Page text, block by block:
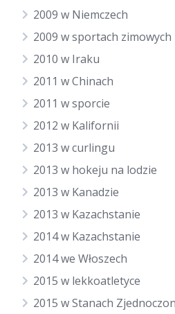
2009 w Niemczech
2009 w sportach zimowych
2010 w Iraku
2011 w Chinach
2011 w sporcie
2012 w Kalifornii
2013 w curlingu
2013 w hokeju na lodzie
2013 w Kanadzie
2013 w Kazachstanie
2014 w Kazachstanie
2014 we Włoszech
2015 w lekkoatletyce
2015 w Stanach